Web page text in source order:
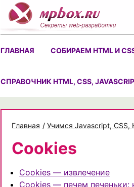
ГЛАВНАЯ СОБИРАЕМ HTML И
CПРАВОЧНИК HTML, CSS,
Главная / Учимся Javascript, CSS,
Cookies
Cookies — извлечение
Cookies — печем печеньки: